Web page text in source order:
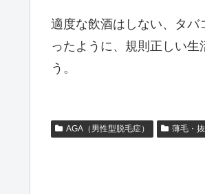
適度な飲酒はしない、タ
ったように、規則正しい
う。
AGA（男性型脱毛症） 薄毛・